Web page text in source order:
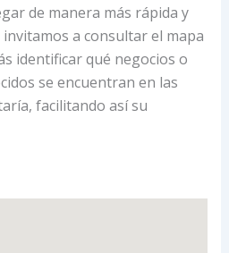
de manera más rápida y
a consultar el mapa
identificar qué negocios o
se encuentran en las
facilitando así su